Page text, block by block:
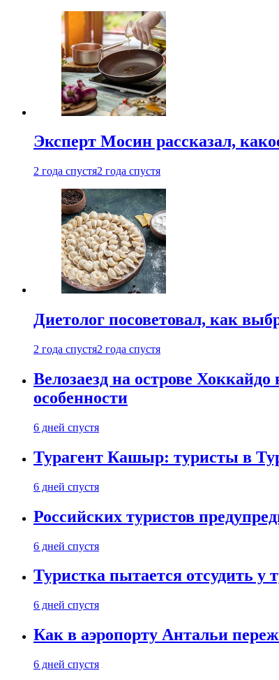
Эксперт Мосин рассказал,
2 года спустя2 года спустя
Диетолог посоветовал, как
2 года спустя2 года спустя
Велозаезд на острове
особенности
6 дней спустя
Турагент Кашыр: туристы в
6 дней спустя
Российских туристов
6 дней спустя
Туристка пытается отсудить у
6 дней спустя
Как в аэропорту Антальи
6 дней спустя